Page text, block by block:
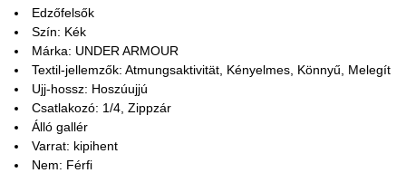
Edzőfelsők
Szín: Kék
Márka: UNDER ARMOUR
Textil-jellemzők: Atmungsaktivität, Kényelmes, Könnyű, Melegít
Ujj-hossz: Hoszúujjú
Csatlakozó: 1/4, Zippzár
Álló gallér
Varrat: kipihent
Nem: Férfi